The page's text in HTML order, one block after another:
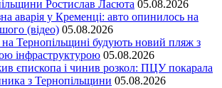
Ростислав Ласюта 05.08.2026
аварія у Кременці: авто опинилось на
(відео) 05.08.2026
на Тернопільщині будують новий пляж з
інфраструктурою 05.08.2026
єпископа і чинив розкол: ПЦУ покарала
з Тернопільщини 05.08.2026